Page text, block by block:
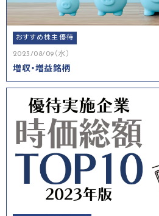
おすすめ株主優待
2023/08/09（水）
増収・増益銘柄